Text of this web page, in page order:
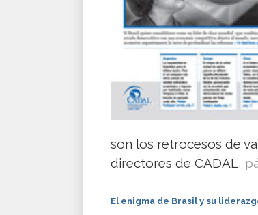
son los retrocesos de
directores de CADAL,
El enigma de Brasil y su